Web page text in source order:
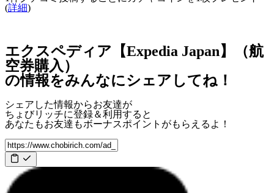
(詳細)
エクスペディア【Expedia Japan】（航
空券購入）
の情報をみんなにシェアしてね！
シェアした情報からお友達が
ちょびリッチに登録＆利用すると
あなたもお友達もボーナスポイント がもらえるよ！